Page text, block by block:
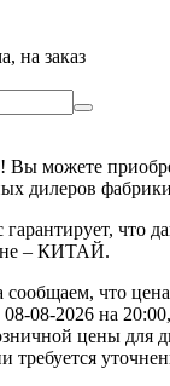
на заказ
можете
дилеров
что
– КИТАЙ.
сообщаем, что
08-2026 на
цены для
требуется